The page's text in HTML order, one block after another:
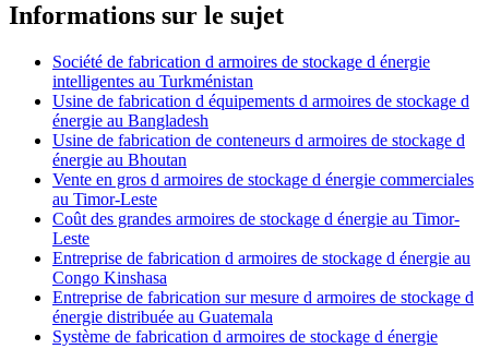
Informations sur le sujet
Société de fabrication d armoires de stockage d énergie
intelligentes au Turkménistan
Usine de fabrication d équipements d armoires de stockage d
énergie au Bangladesh
Usine de fabrication de conteneurs d armoires de stockage d
énergie au Bhoutan
Vente en gros d armoires de stockage d énergie commerciales
au Timor-Leste
Coût des grandes armoires de stockage d énergie au Timor-
Leste
Entreprise de fabrication d armoires de stockage d énergie au
Congo Kinshasa
Entreprise de fabrication sur mesure d armoires de stockage d
énergie distribuée au Guatemala
Système de fabrication d armoires de stockage d énergie